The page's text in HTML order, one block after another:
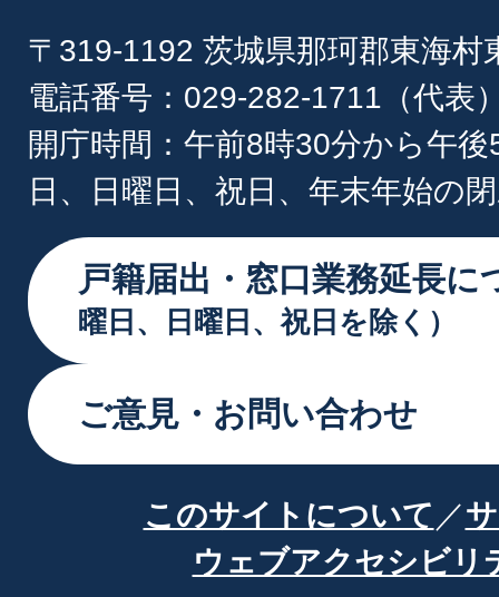
〒319-1192 茨城県那珂郡東海村
電話番号：029-282-1711（代表
開庁時間：午前8時30分から午
日、日曜日、祝日、年末年始の
戸籍届出・窓口業務延長に
曜日、日曜日、祝日を除く）
ご意見・お問い合わせ
このサイトについて
ウェブアクセシビリ